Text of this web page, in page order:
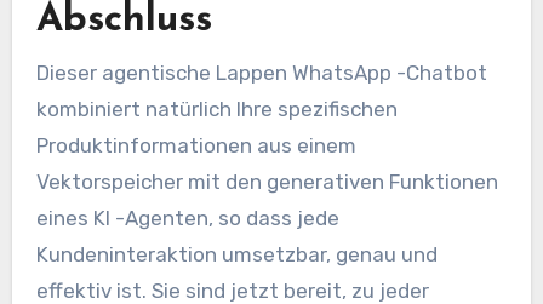
Abschluss
Dieser agentische Lappen WhatsApp -Chatbot
kombiniert natürlich Ihre spezifischen
Produktinformationen aus einem
Vektorspeicher mit den generativen Funktionen
eines KI -Agenten, so dass jede
Kundeninteraktion umsetzbar, genau und
effektiv ist. Sie sind jetzt bereit, zu jeder